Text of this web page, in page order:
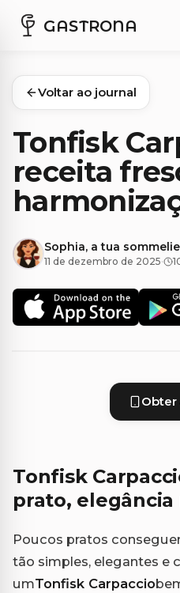
GASTRONA
Voltar ao journal
Tonfisk
receita
Sophia, a tua
11 de dezembro de 2025·
Obter
Tonfisk
prato, elegância
Poucos pratos
tão simples, elegantes e
umTonfisk Carpaccio